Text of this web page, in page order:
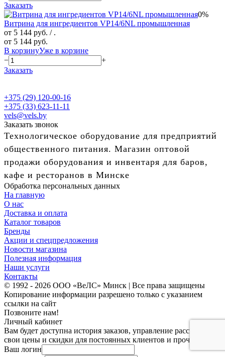
Заказать
0%
Витрина для ингредиентов VP14/6NL промышленная
от 5 144 руб. / .
от 5 144 руб.
В корзинуУже в корзине
−
+
Заказать
+375 (29) 120-00-16
+375 (33) 623-11-11
vels@vels.by
Заказать звонок
Технологическое оборудование для предприятий
общественного питания. Магазин оптовой
продажи оборудования и инвентаря для баров,
кафе и ресторанов в Минске
Обработка персональных данных
На главную
О нас
Доставка и оплата
Каталог товаров
Бренды
Акции и спецпредложения
Новости магазина
Полезная информация
Наши услуги
Контакты
© 1992 - 2026 ООО «ВеЛС» Минск | Все права защищены
Копирование информации разрешено только с указанием
ссылки на сайт
Позвоните нам!
Личный кабинет
Вам будет доступна история заказов, управление рассылками,
свои цены и скидки для постоянных клиентов и прочее.
Ваш логин